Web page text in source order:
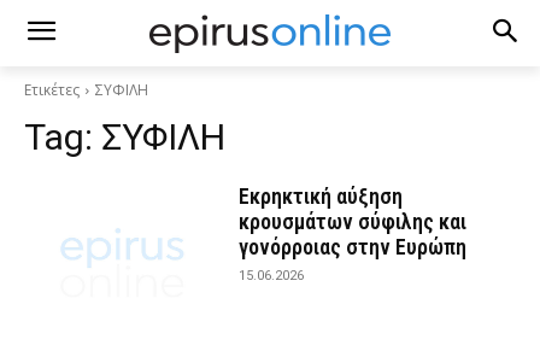
Ετικέτες ΣΥΦΙΛΗ
Tag: ΣΥΦΙΛΗ
Εκρηκτική αύξηση
κρουσμάτων σύφιλης και
γονόρροιας στην Ευρώπη
15.06.2026